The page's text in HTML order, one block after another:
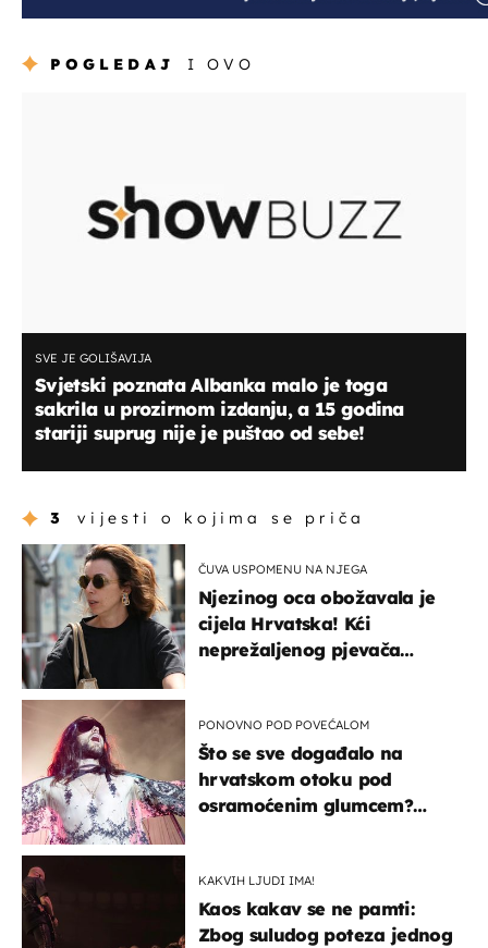
POGLEDAJ I OVO
SVE JE GOLIŠAVIJA
Svjetski poznata Albanka malo je toga
sakrila u prozirnom izdanju, a 15 godina
stariji suprug nije je puštao od sebe!
3 vijesti o kojima se priča
ČUVA USPOMENU NA NJEGA
Njezinog oca obožavala je
cijela Hrvatska! Kći
neprežaljenog pjevača
PONOVNO POD POVEĆALOM
Što se sve događalo na
hrvatskom otoku pod
osramoćenim glumcem?
KAKVIH LJUDI IMA!
Kaos kakav se ne pamti:
Zbog suludog poteza jednog